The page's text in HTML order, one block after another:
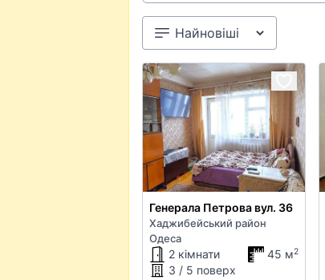
Генерала Петрова вул. 36
Хаджибейський район
Одеса
2 кімнати 45 м2
3 / 5 поверх